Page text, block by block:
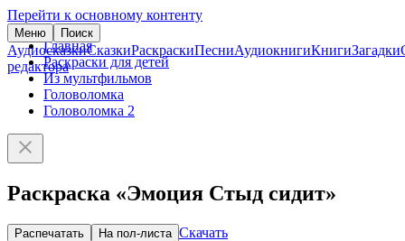
Перейти к основному контенту
Меню Поиск
АудиосказкиСказкиРаскраскиПесниАудиокнигиКнигиЗагадки
редактора
Главная
Раскраски для детей
Из мультфильмов
Головоломка
Головоломка 2
Раскраска «Эмоция Стыд сидит»
Распечатать На пол-листа Скачать